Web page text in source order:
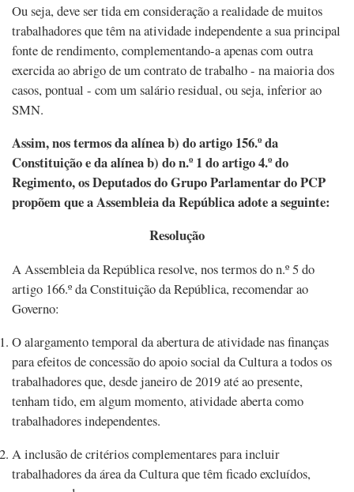
Ou seja, deve ser tida em consideração a realidade de muitos
trabalhadores que têm na atividade independente a sua principal
fonte de rendimento, complementando-a apenas com outra
exercida ao abrigo de um contrato de trabalho - na maioria dos
casos, pontual - com um salário residual, ou seja, inferior ao
SMN.
Assim, nos termos da alínea b) do artigo 156.º da
Constituição e da alínea b) do n.º 1 do artigo 4.º do
Regimento, os Deputados do Grupo Parlamentar do PCP
propõem que a Assembleia da República adote a seguinte:
Resolução
A Assembleia da República resolve, nos termos do n.º 5 do
artigo 166.º da Constituição da República, recomendar ao
Governo:
O alargamento temporal da abertura de atividade nas finanças
para efeitos de concessão do apoio social da Cultura a todos os
trabalhadores que, desde janeiro de 2019 até ao presente,
tenham tido, em algum momento, atividade aberta como
trabalhadores independentes.
A inclusão de critérios complementares para incluir
trabalhadores da área da Cultura que têm ficado excluídos,